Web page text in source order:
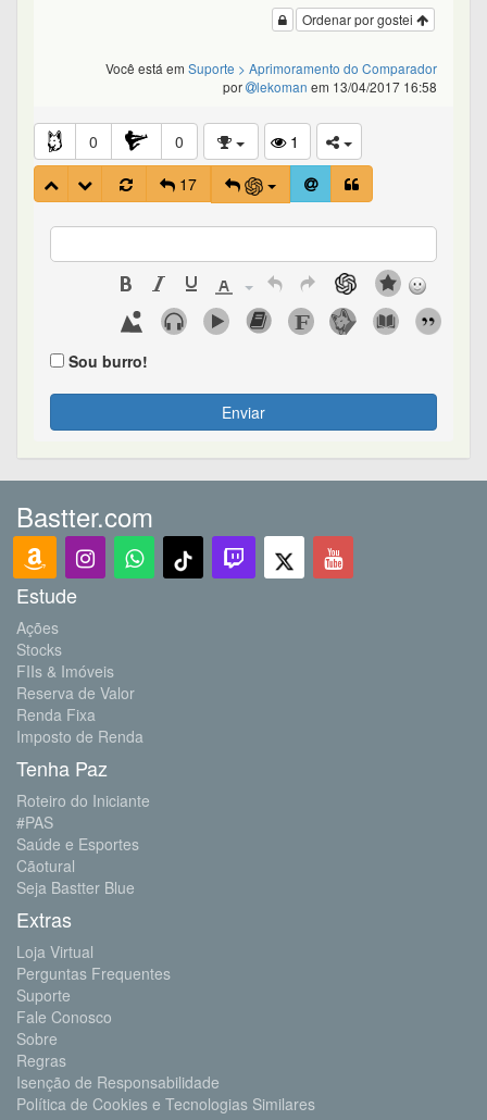
Ordenar por gostei
Você está em Suporte > Aprimoramento do Comparador
por
lekoman em 13/04/2017 16:58
0 0
1
17
Sou burro!
Enviar
Bastter.com
Estude
Ações
Stocks
FIIs & Imóveis
Reserva de Valor
Renda Fixa
Imposto de Renda
Tenha Paz
Roteiro do Iniciante
#PAS
Saúde e Esportes
Cãotural
Seja Bastter Blue
Extras
Loja Virtual
Perguntas Frequentes
Suporte
Fale Conosco
Sobre
Regras
Isenção de Responsabilidade
Política de Cookies e Tecnologias Similares